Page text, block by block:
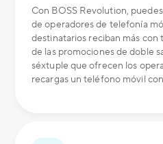
Con BOSS Revolution,
de operadores de telefonía
destinatarios reciban más
de las promociones de doble
séxtuple que ofrecen los
recargas un teléfono móvil